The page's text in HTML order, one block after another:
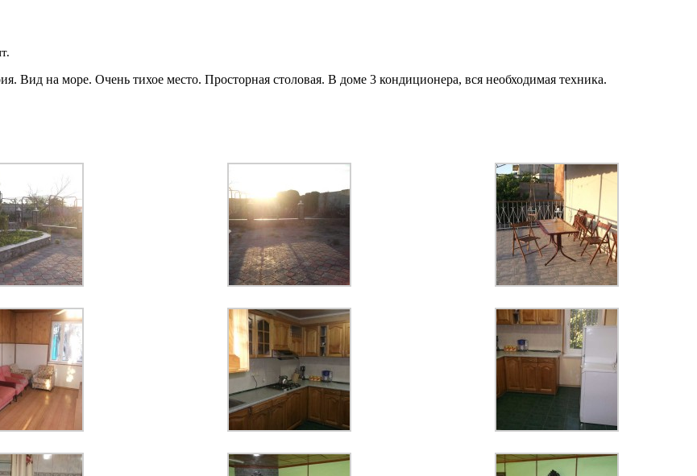
Вид на море. Очень тихое место. Просторная столовая. В доме 3 кондиционера, вся необходимая техника.